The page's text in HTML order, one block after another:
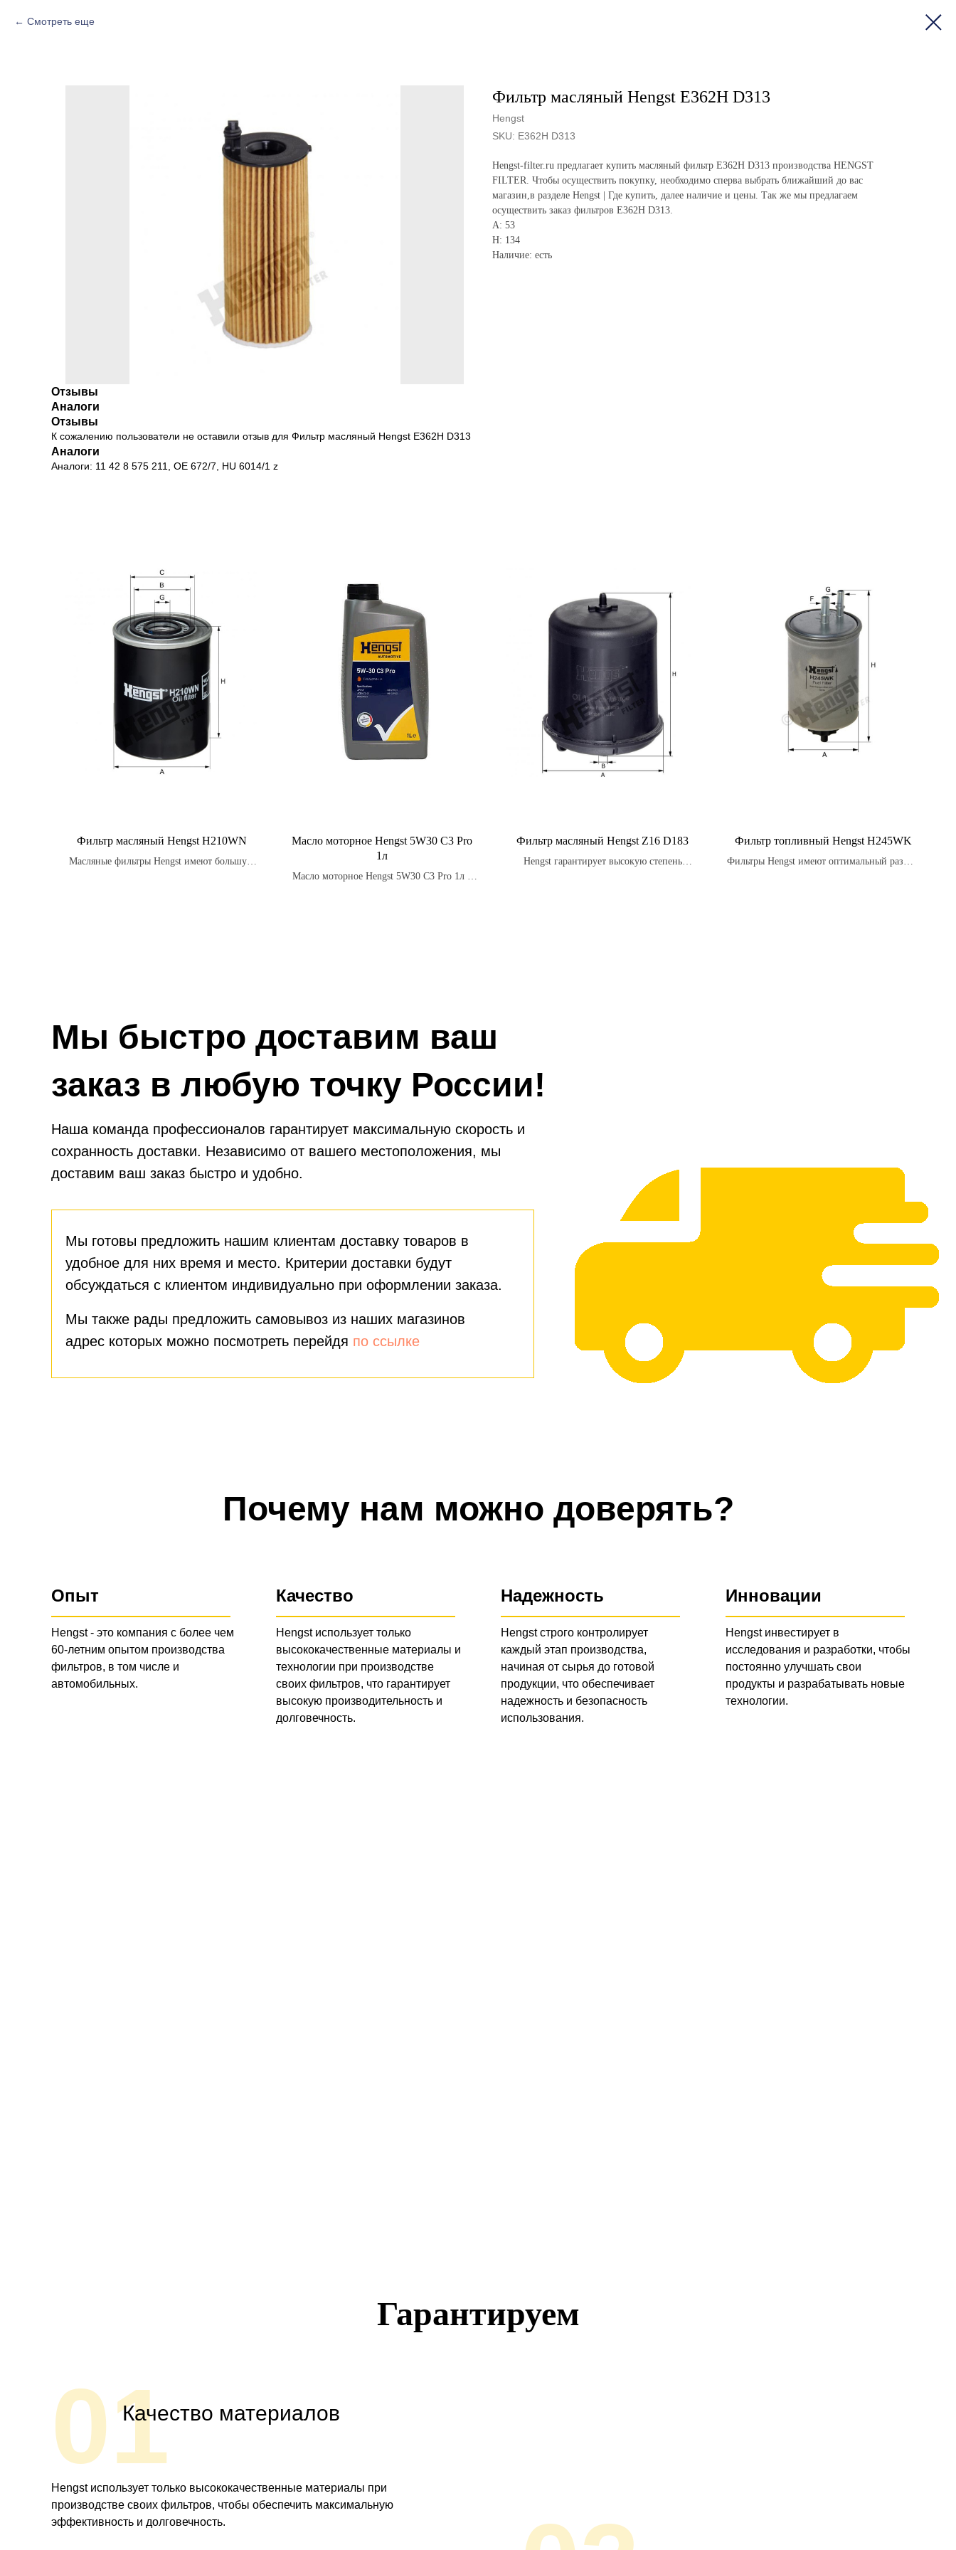
Смотреть еще
Фильтр масляный Hengst E362H D313
Hengst
SKU: E362H D313
Hengst-filter.ru предлагает купить масляный фильтр E362H D313 производства HENGST
FILTER. Чтобы осуществить покупку, необходимо сперва выбрать ближайший до вас
магазин,в разделе Hengst | Где купить, далее наличие и цены. Так же мы предлагаем
осуществить заказ фильтров E362H D313.
A: 53
H: 134
Наличие: есть
Отзывы
Аналоги
Отзывы
К сожалению пользователи не оставили отзыв для Фильтр масляный Hengst E362H D313
Аналоги
Аналоги: 11 42 8 575 211, OE 672/7, HU 6014/1 z
Фильтр масляный Hengst H210WN
Масляные фильтры Hengst имеют большую
Масло моторное Hengst 5W30 C3 Pro
1л
Масло моторное Hengst 5W30 C3 Pro 1л –
Фильтр масляный Hengst Z16 D183
Hengst гарантирует высокую степень
Фильтр топливный Hengst H245WK
Фильтры Hengst имеют оптимальный размер
Мы быстро доставим ваш
заказ в любую точку России!
Мы готовы предложить нашим клиентам доставку товаров в
удобное для них время и место. Критерии доставки будут
обсуждаться с клиентом индивидуально при оформлении заказа.
Мы также рады предложить самовывоз из наших магазинов
адрес которых можно посмотреть перейдя по ссылке
Наша команда профессионалов гарантирует максимальную скорость и
сохранность доставки. Независимо от вашего местоположения, мы
доставим ваш заказ быстро и удобно.
Почему нам можно доверять?
Опыт
Hengst - это компания с более чем
60-летним опытом производства
фильтров, в том числе и
автомобильных.
Качество Надежность
Hengst использует только
высококачественные материалы и
технологии при производстве
своих фильтров, что гарантирует
высокую производительность и
долговечность.
Инновации
Hengst строго контролирует
каждый этап производства,
начиная от сырья до готовой
продукции, что обеспечивает
надежность и безопасность
использования.
Hengst инвестирует в
исследования и разработки, чтобы
постоянно улучшать свои
продукты и разрабатывать новые
технологии.
Гарантируем
01Качество материалов
Hengst использует только высококачественные материалы при
производстве своих фильтров, чтобы обеспечить максимальную
эффективность и долговечность.